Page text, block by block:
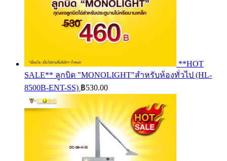
**HOT
SALE** ลูกบิด "MONOLIGHT"สำหรับห้องทั่วไป (HL-
8500B-ENT-SS) ฿530.00